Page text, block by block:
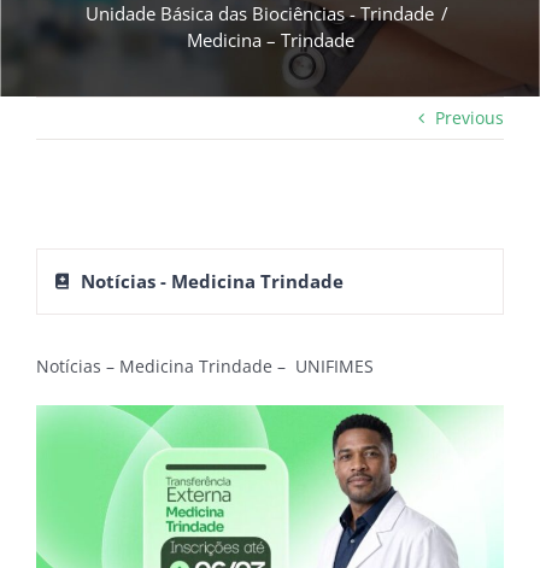
Unidade Básica das Biociências - Trindade
Medicina – Trindade
Previous
Notícias - Medicina Trindade
Notícias – Medicina Trindade – UNIFIMES